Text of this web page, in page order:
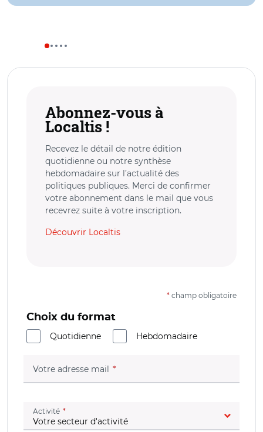
Abonnez-vous à
Localtis !
Recevez le détail de notre édition
quotidienne ou notre synthèse
hebdomadaire sur l’actualité des
politiques publiques. Merci de confirmer
votre abonnement dans le mail que vous
recevrez suite à votre inscription.
Découvrir Localtis
* champ obligatoire
Choix du format
Quotidienne
Hebdomadaire
Votre adresse mail (champ obligatoire)
Activité (champ obligatoire)